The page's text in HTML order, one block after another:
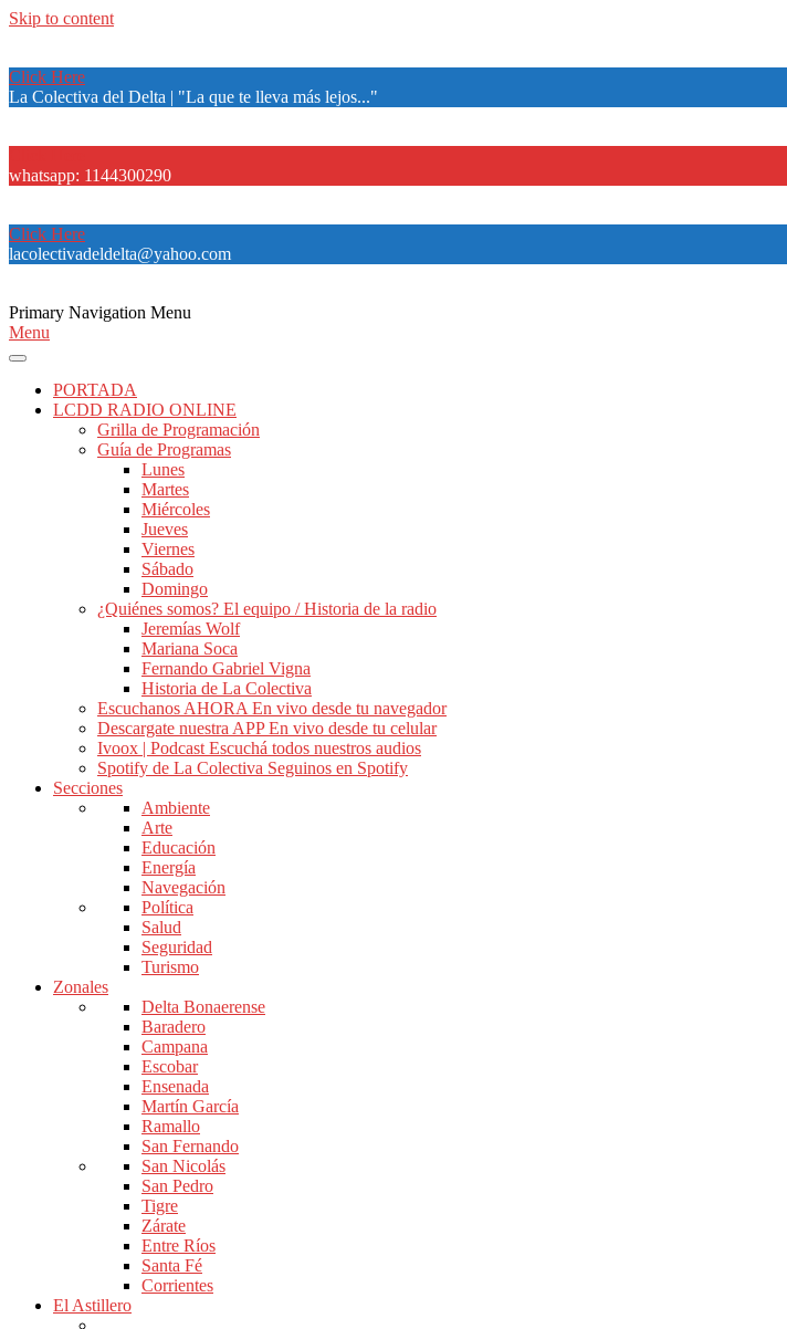
Skip to content
Click Here
La Colectiva del Delta | "La que te lleva más lejos..."
whatsapp: 1144300290
Click Here
lacolectivadeldelta@yahoo.com
Primary Navigation Menu
Menu
PORTADA
LCDD RADIO ONLINE
Grilla de Programación
Guía de Programas
Lunes
Martes
Miércoles
Jueves
Viernes
Sábado
Domingo
¿Quiénes somos? El equipo / Historia de la radio
Jeremías Wolf
Mariana Soca
Fernando Gabriel Vigna
Historia de La Colectiva
Escuchanos AHORA En vivo desde tu navegador
Descargate nuestra APP En vivo desde tu celular
Ivoox | Podcast Escuchá todos nuestros audios
Spotify de La Colectiva Seguinos en Spotify
Secciones
Ambiente
Arte
Educación
Energía
Navegación
Política
Salud
Seguridad
Turismo
Zonales
Delta Bonaerense
Baradero
Campana
Escobar
Ensenada
Martín García
Ramallo
San Fernando
San Nicolás
San Pedro
Tigre
Zárate
Entre Ríos
Santa Fé
Corrientes
El Astillero